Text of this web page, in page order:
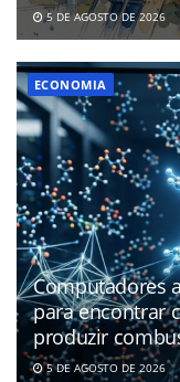
5 DE AGOSTO DE 2026
ECONOMIA
Computadores
para encontrar
produzir
5 DE AGOSTO DE 2026